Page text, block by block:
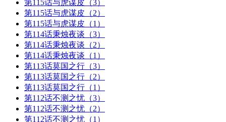
第115话与虎谋皮（3）
第115话与虎谋皮（2）
第115话与虎谋皮（1）
第114话秉烛夜谈（3）
第114话秉烛夜谈（2）
第114话秉烛夜谈（1）
第113话莫国之行（3）
第113话莫国之行（2）
第113话莫国之行（1）
第112话不测之忧（3）
第112话不测之忧（2）
第112话不测之忧（1）